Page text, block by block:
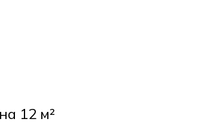
12 м²